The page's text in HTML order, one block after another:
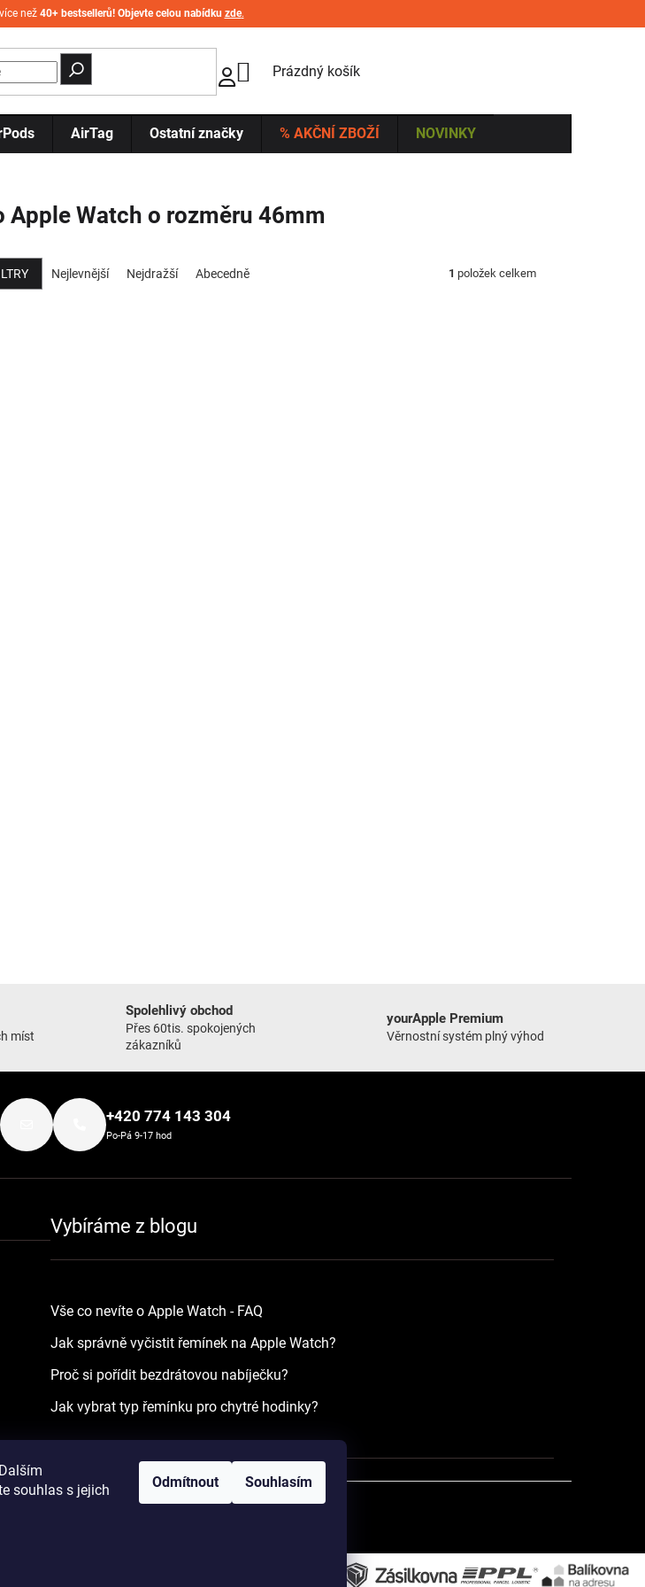
souhlas s jejich
Odmítnout Souhlasím
než 40+ bestsellerů! Objevte celou nabídku zde.
NÁKUPNÍ KOŠÍK
Prázdný košík
AirTag Ostatní značky % AKČNÍ ZBOŽÍ NOVINKY
Apple Watch o rozměru 46mm
Nejlevnější Nejdražší Abecedně 1 položek celkem
míst
Spolehlivý obchod
Přes 60tis. spokojených
zákazníků
yourApple Premium
Věrnostní systém plný výhod
+420 774 143 304
Po-Pá 9-17 hod
Vybíráme z blogu
Vše co nevíte o Apple Watch - FAQ
Jak správně vyčistit řemínek na Apple Watch?
Proč si pořídit bezdrátovou nabíječku?
Jak vybrat typ řemínku pro chytré hodinky?
2026